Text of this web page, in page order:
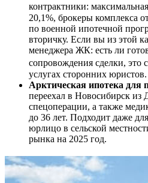
контрактники:
20,1%, брокеры комплекса
по военной ипотечной
вторичку. Если вы из этой
менеджера ЖК: есть ли
сопровождения сделки, это
услугах сторонних юристов.
Арктическая ипотека для
переехал в Новосибирск из
спецоперации, а также
до 36 лет. Подходит даже
юрлицо в сельской
рынка на 2025 год.